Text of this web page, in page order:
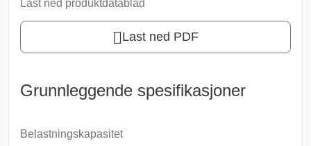
Last ned produktdatablad
Last ned PDF
Grunnleggende spesifikasjoner
Belastningskapasitet